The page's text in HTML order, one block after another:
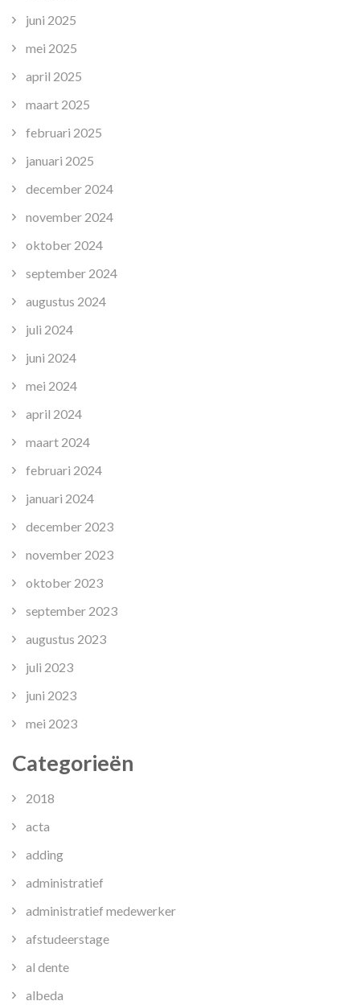
juni 2025
mei 2025
april 2025
maart 2025
februari 2025
januari 2025
december 2024
november 2024
oktober 2024
september 2024
augustus 2024
juli 2024
juni 2024
mei 2024
april 2024
maart 2024
februari 2024
januari 2024
december 2023
november 2023
oktober 2023
september 2023
augustus 2023
juli 2023
juni 2023
mei 2023
Categorieën
2018
acta
adding
administratief
administratief medewerker
afstudeerstage
al dente
albeda